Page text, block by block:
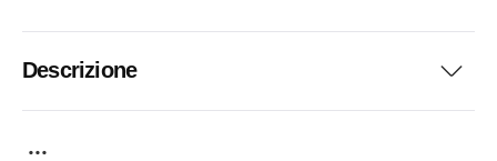
Descrizione
...